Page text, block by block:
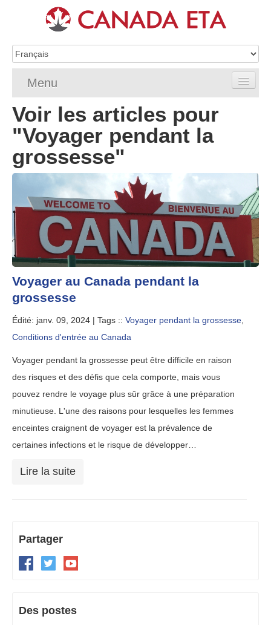
Menu
Home
Demande d’eTA
Exigences de l’eTA
FAQ de l’eTA
Vérifier le statut eTA
Ressources
Contact
Voir les articles pour
"Voyager pendant la
grossesse"
Voyager au Canada pendant la
grossesse
Édité: janv. 09, 2024 | Tags :: Voyager pendant la grossesse,
Conditions d'entrée au Canada
Voyager pendant la grossesse peut être difficile en raison
des risques et des défis que cela comporte, mais vous
pouvez rendre le voyage plus sûr grâce à une préparation
minutieuse. L'une des raisons pour lesquelles les femmes
enceintes craignent de voyager est la prévalence de
certaines infections et le risque de développer…
Lire la suite
Partager
Des postes